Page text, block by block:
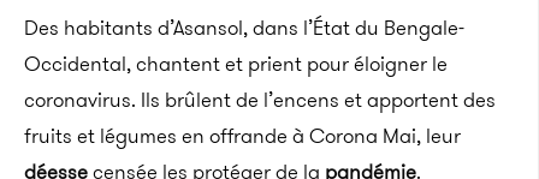
Des habitants d’Asansol, dans l’État du Bengale-
Occidental, chantent et prient pour éloigner le
coronavirus. Ils brûlent de l’encens et apportent des
fruits et légumes en offrande à Corona Mai, leur
déessecensée les protéger de la pandémie.